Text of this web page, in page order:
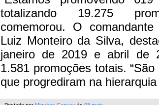
totalizando 19.275
comemorou. O
Luiz Monteiro da Silva,
janeiro de 2019 e abril de
1.581 promoções totais.
que progrediram na